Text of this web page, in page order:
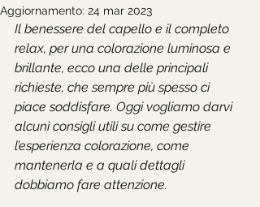
Aggiornamento: 24 mar 2023
Il benessere del capello e il completo
relax, per una colorazione luminosa e
brillante, ecco una delle principali
richieste, che sempre più spesso ci
piace soddisfare. Oggi vogliamo darvi
alcuni consigli utili su come gestire
l’esperienza colorazione, come
mantenerla e a quali dettagli
dobbiamo fare attenzione.